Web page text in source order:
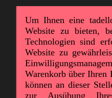
Um Ihnen eine
Website zu bieten,
Technologien sind
Website zu
Warenkorb über Ihren
können an dieser
zur Ausübung